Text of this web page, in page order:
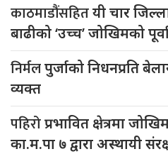
काठमाडौंसहितयी चार
बाढीको ‘उच्च’ जोखिमको
निर्मलपुर्जाको निधनप्रति
व्यक्त
पहिरोप्रभावित क्षेत्रमा
का.म.पा ७ द्वारा अस्थायी